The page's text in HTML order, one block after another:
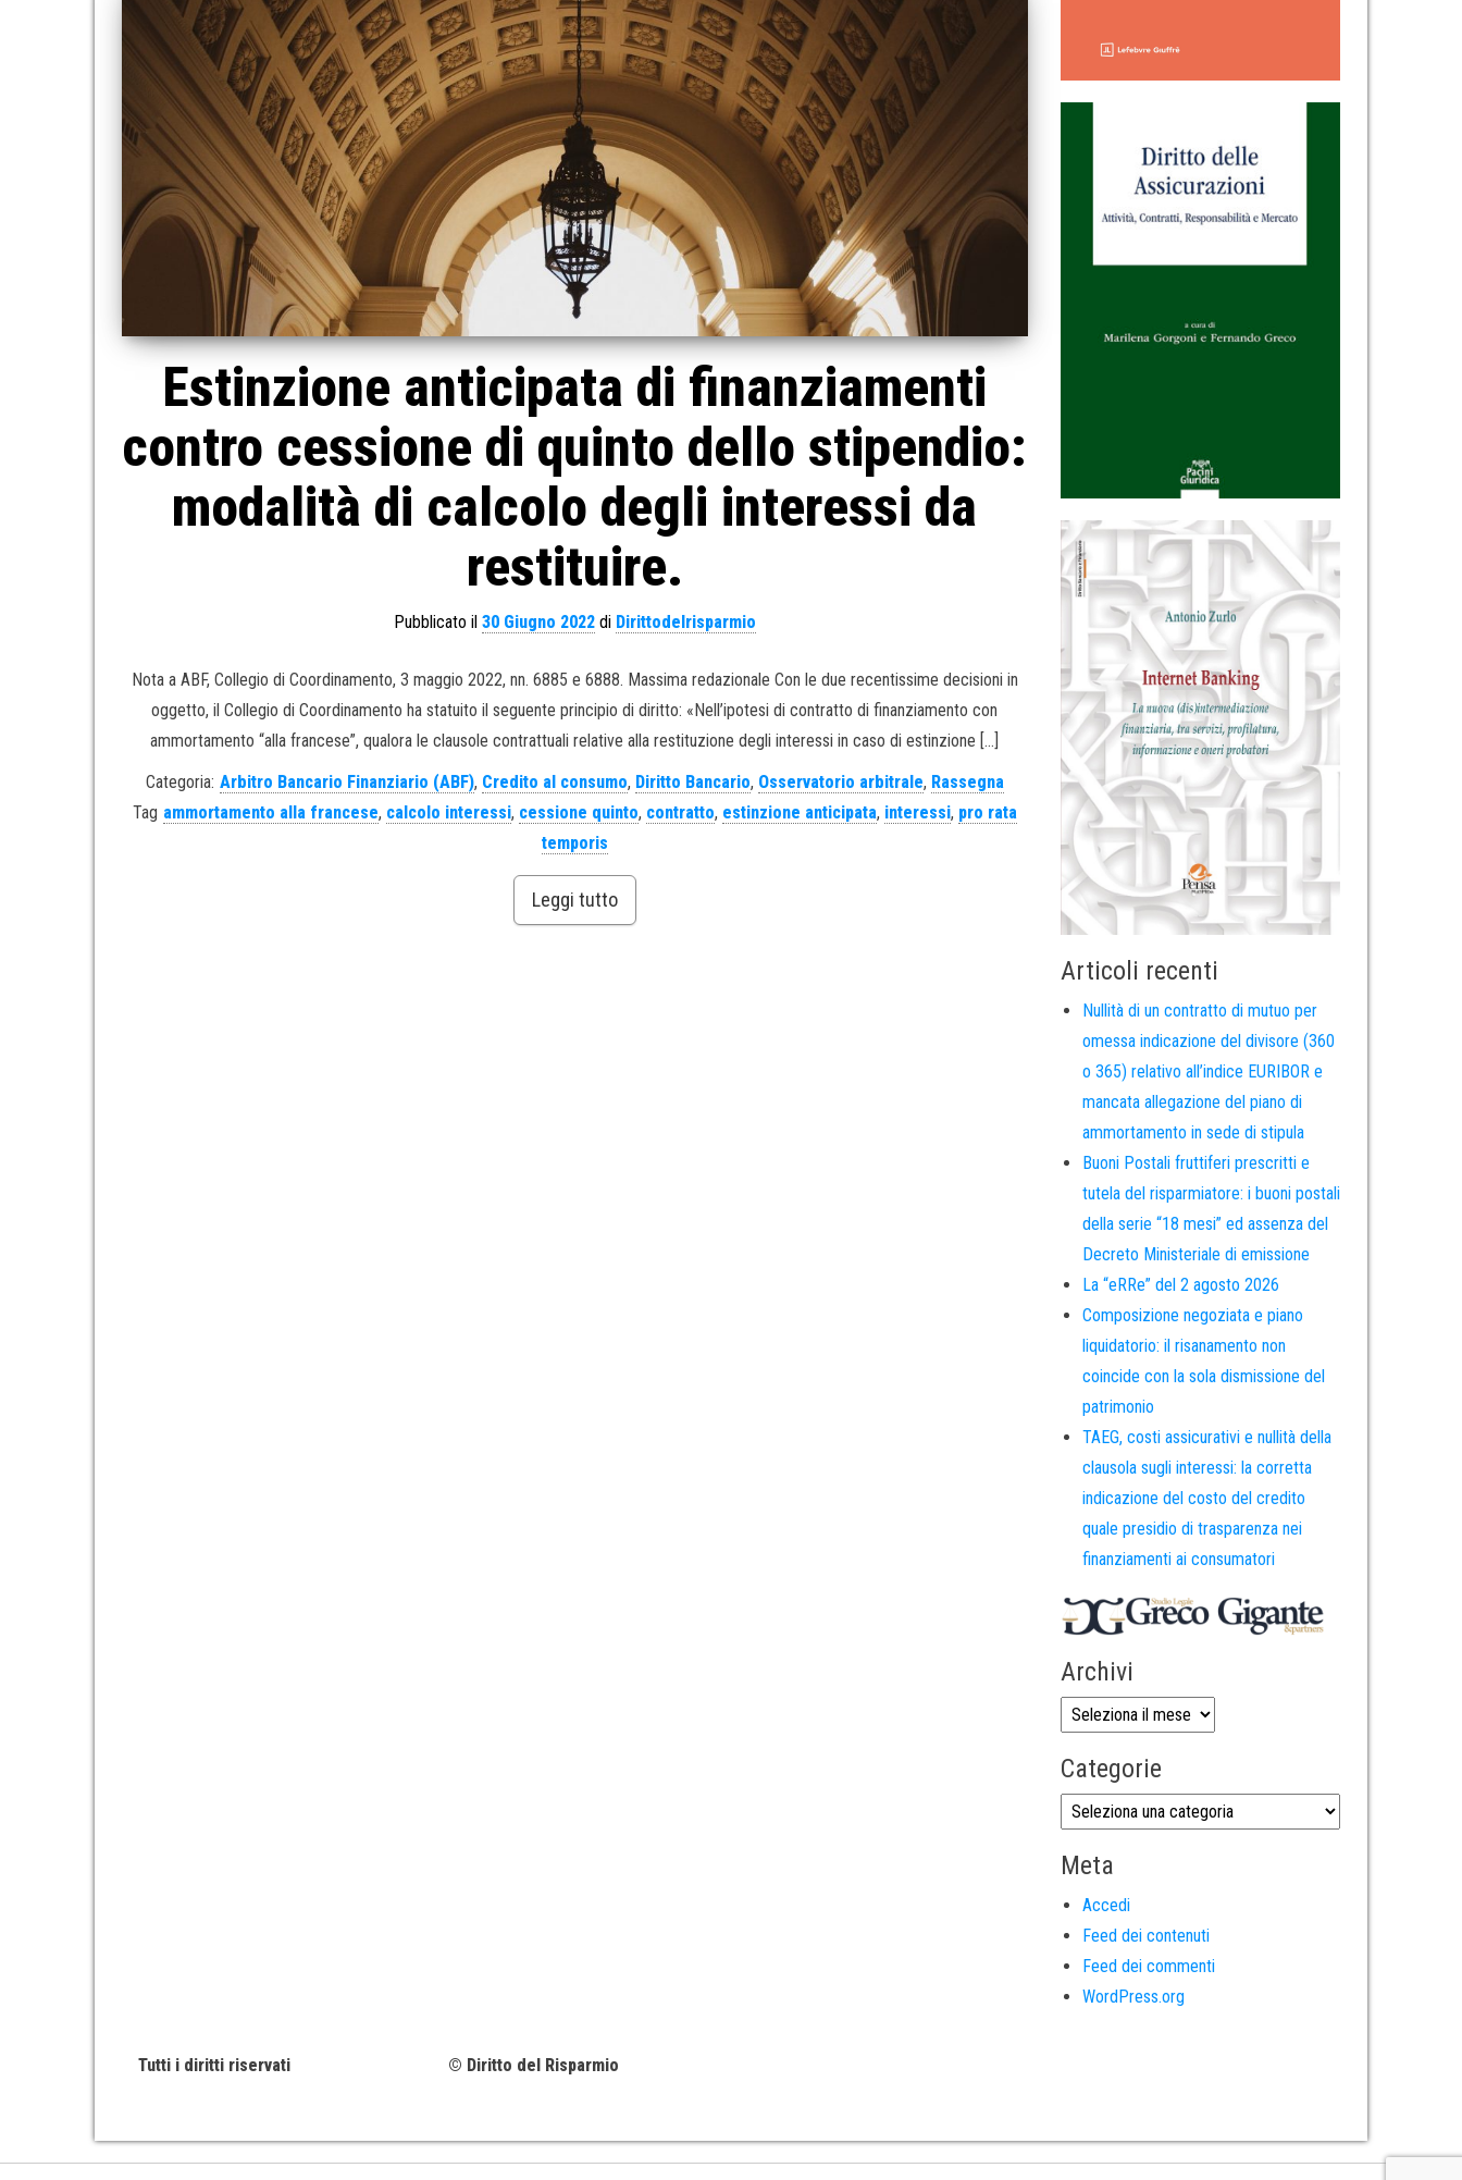
Estinzione anticipata di finanziamenti
contro cessione di quinto dello stipendio:
modalità di calcolo degli interessi da
restituire.
Pubblicato il 30 Giugno 2022di Dirittodelrisparmio
Nota a ABF, Collegio di Coordinamento, 3 maggio 2022, nn. 6885 e 6888. Massima redazionale Con le due recentissime decisioni in
oggetto, il Collegio di Coordinamento ha statuito il seguente principio di diritto: «Nell’ipotesi di contratto di finanziamento con
ammortamento “alla francese”, qualora le clausole contrattuali relative alla restituzione degli interessi in caso di estinzione […]
Categoria: Arbitro Bancario Finanziario (ABF), Credito al consumo, Diritto Bancario, Osservatorio arbitrale, Rassegna
Tag ammortamento alla francese, calcolo interessi, cessione quinto, contratto, estinzione anticipata, interessi, pro rata
temporis
Leggi tutto
Articoli recenti
Nullità di un contratto di mutuo per
omessa indicazione del divisore (360
o 365) relativo all’indice EURIBOR e
mancata allegazione del piano di
ammortamento in sede di stipula
Buoni Postali fruttiferi prescritti e
tutela del risparmiatore: i buoni postali
della serie “18 mesi” ed assenza del
Decreto Ministeriale di emissione
La “eRRe” del 2 agosto 2026
Composizione negoziata e piano
liquidatorio: il risanamento non
coincide con la sola dismissione del
patrimonio
TAEG, costi assicurativi e nullità della
clausola sugli interessi: la corretta
indicazione del costo del credito
quale presidio di trasparenza nei
finanziamenti ai consumatori
Archivi
Categorie
Meta
Accedi
Feed dei contenuti
Feed dei commenti
WordPress.org
Tutti i diritti riservati © Diritto del Risparmio